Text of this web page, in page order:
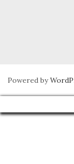
Powered by